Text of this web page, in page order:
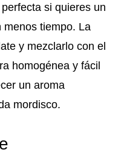
si quieres un
menos tiempo. La
y mezclarlo con el
homogénea y fácil
un aroma
mordisco.